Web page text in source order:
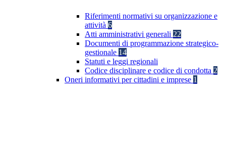
Riferimenti normativi su organizzazione e
attività 6
Atti amministrativi generali 22
Documenti di programmazione strategico-
gestionale 14
Statuti e leggi regionali
Codice disciplinare e codice di condotta 2
Oneri informativi per cittadini e imprese 1